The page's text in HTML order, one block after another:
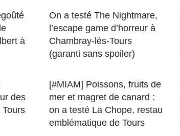
à
On a testé The Nightmare,
l’escape game d’horreur à
Chambray-lès-Tours
(garanti sans spoiler)
des
[#MIAM] Poissons, fruits de
mer et magret de canard :
on a testé La Chope, restau
emblématique de Tours